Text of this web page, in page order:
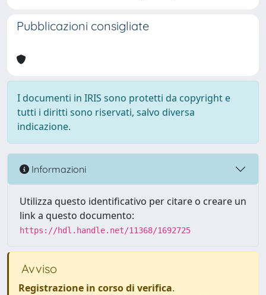
Pubblicazioni consigliate
I documenti in IRIS sono protetti da copyright e
tutti i diritti sono riservati, salvo diversa
indicazione.
Informazioni
Utilizza questo identificativo per citare o creare un
link a questo documento:
https://hdl.handle.net/11368/1692725
Avviso
Registrazione in corso di verifica.